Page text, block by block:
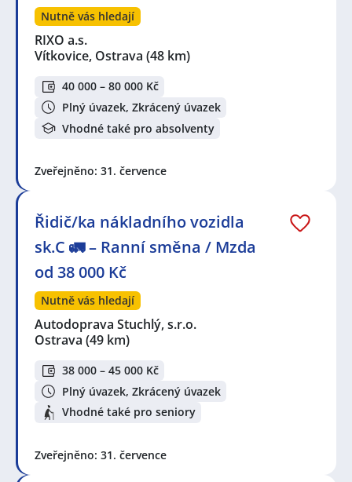
Nutně vás hledají
RIXO a.s.
Vítkovice, Ostrava (48 km)
40 000 – 80 000 Kč
Plný úvazek, Zkrácený úvazek
Vhodné také pro absolventy
Zveřejněno: 31. července
Řidič/ka nákladního vozidla
sk.C 🚛 – Ranní směna / Mzda
od 38 000 Kč
Nutně vás hledají
Autodoprava Stuchlý, s.r.o.
Ostrava (49 km)
38 000 – 45 000 Kč
Plný úvazek, Zkrácený úvazek
Vhodné také pro seniory
Zveřejněno: 31. července